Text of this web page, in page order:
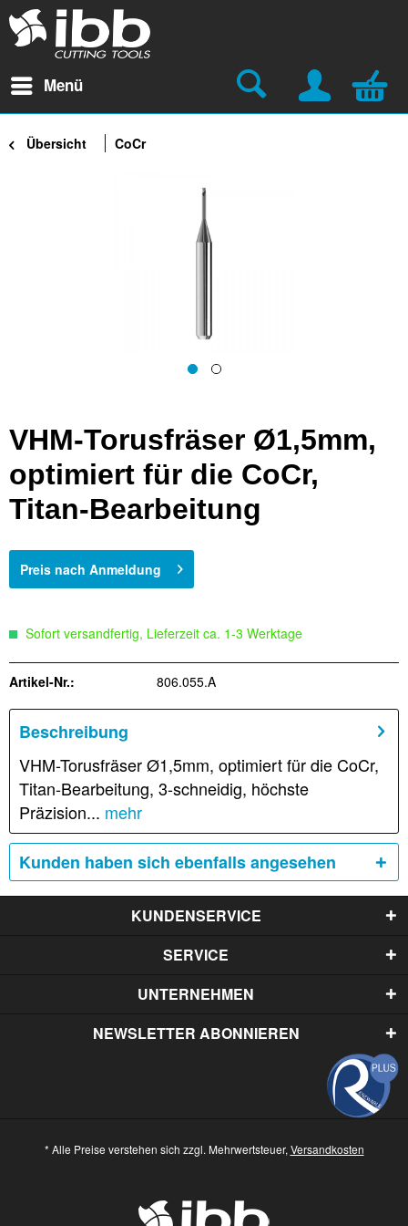
Menü
Übersicht CoCr
VHM-Torusfräser Ø1,5mm,
optimiert für die CoCr,
Titan-Bearbeitung
Preis nach Anmeldung
Sofort versandfertig, Lieferzeit ca. 1-3 Werktage
Artikel-Nr.: 806.055.A
Beschreibung
VHM-Torusfräser Ø1,5mm, optimiert für die CoCr,
Titan-Bearbeitung, 3-schneidig, höchste
Präzision... mehr
Kunden haben sich ebenfalls angesehen
KUNDENSERVICE
SERVICE
UNTERNEHMEN
NEWSLETTER ABONNIEREN
* Alle Preise verstehen sich zzgl. Mehrwertsteuer, Versandkosten